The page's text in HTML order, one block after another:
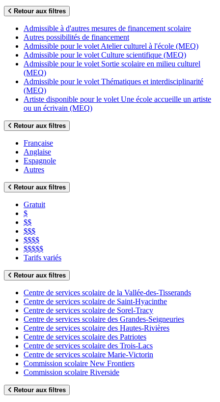
Retour aux filtres
Admissible à d'autres mesures de financement scolaire
Autres possibilités de financement
Admissible pour le volet Atelier culturel à l'école (MEQ)
Admissible pour le volet Culture scientifique (MEQ)
Admissible pour le volet Sortie scolaire en milieu culturel
(MEQ)
Admissible pour le volet Thématiques et interdisciplinarité
(MEQ)
Artiste disponible pour le volet Une école accueille un artiste
ou un écrivain (MEQ)
Retour aux filtres
Française
Anglaise
Espagnole
Autres
Retour aux filtres
Gratuit
$
$$
$$$
$$$$
$$$$$
Tarifs variés
Retour aux filtres
Centre de services scolaire de la Vallée-des-Tisserands
Centre de services scolaire de Saint-Hyacinthe
Centre de services scolaire de Sorel-Tracy
Centre de services scolaire des Grandes-Seigneuries
Centre de services scolaire des Hautes-Rivières
Centre de services scolaire des Patriotes
Centre de services scolaire des Trois-Lacs
Centre de services scolaire Marie-Victorin
Commission scolaire New Frontiers
Commission scolaire Riverside
Retour aux filtres